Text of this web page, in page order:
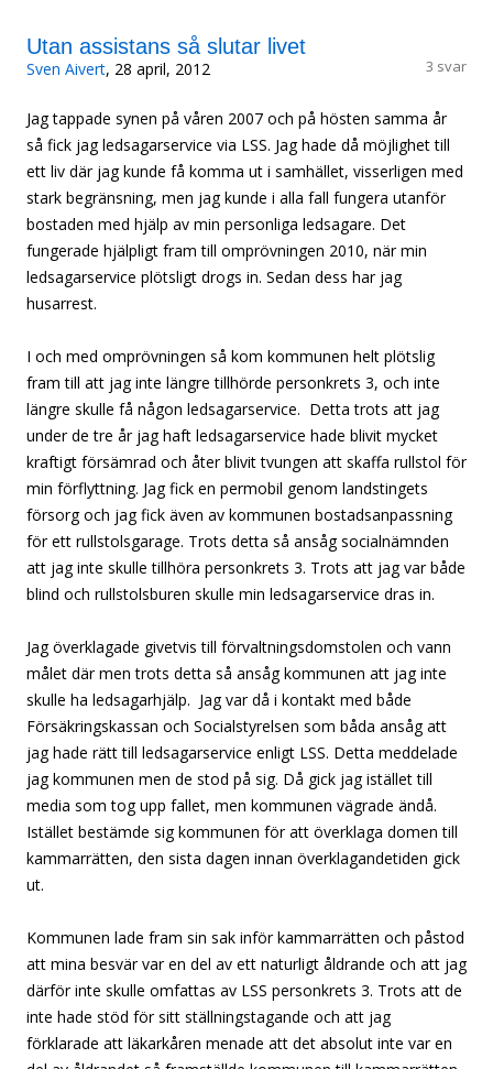
Utan assistans så slutar livet
Sven Aivert, 28 april, 2012 3 svar
Jag tappade synen på våren 2007 och på hösten samma år
så fick jag ledsagarservice via LSS. Jag hade då möjlighet till
ett liv där jag kunde få komma ut i samhället, visserligen med
stark begränsning, men jag kunde i alla fall fungera utanför
bostaden med hjälp av min personliga ledsagare. Det
fungerade hjälpligt fram till omprövningen 2010, när min
ledsagarservice plötsligt drogs in. Sedan dess har jag
husarrest.
I och med omprövningen så kom kommunen helt plötslig
fram till att jag inte längre tillhörde personkrets 3, och inte
längre skulle få någon ledsagarservice. Detta trots att jag
under de tre år jag haft ledsagarservice hade blivit mycket
kraftigt försämrad och åter blivit tvungen att skaffa rullstol för
min förflyttning. Jag fick en permobil genom landstingets
försorg och jag fick även av kommunen bostadsanpassning
för ett rullstolsgarage. Trots detta så ansåg socialnämnden
att jag inte skulle tillhöra personkrets 3. Trots att jag var både
blind och rullstolsburen skulle min ledsagarservice dras in.
Jag överklagade givetvis till förvaltningsdomstolen och vann
målet där men trots detta så ansåg kommunen att jag inte
skulle ha ledsagarhjälp. Jag var då i kontakt med både
Försäkringskassan och Socialstyrelsen som båda ansåg att
jag hade rätt till ledsagarservice enligt LSS. Detta meddelade
jag kommunen men de stod på sig. Då gick jag istället till
media som tog upp fallet, men kommunen vägrade ändå.
Istället bestämde sig kommunen för att överklaga domen till
kammarrätten, den sista dagen innan överklagandetiden gick
ut.
Kommunen lade fram sin sak inför kammarrätten och påstod
att mina besvär var en del av ett naturligt åldrande och att jag
därför inte skulle omfattas av LSS personkrets 3. Trots att de
inte hade stöd för sitt ställningstagande och att jag
förklarade att läkarkåren menade att det absolut inte var en